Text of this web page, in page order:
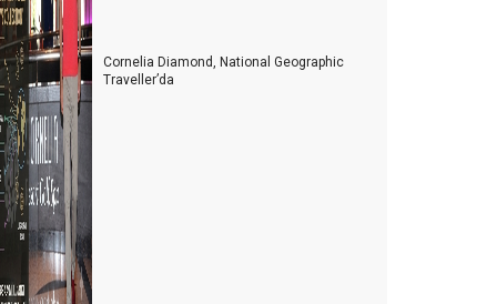
Cornelia Diamond, National Geographic
Traveller’da